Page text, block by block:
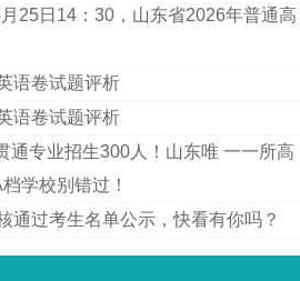
25日14：30，山东省2026年普通高
语卷试题评析
语卷试题评析
通专业招生300人！山东唯 一一所高
学校别错过！
通过考生名单公示，快看有你吗？